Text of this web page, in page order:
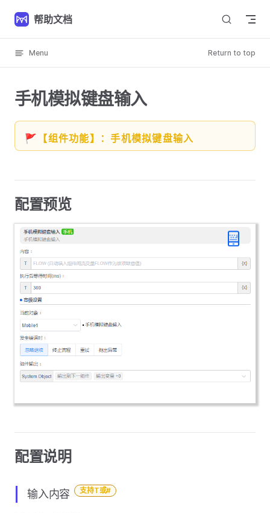
Skip to content
帮助文档
Menu Return to top
手机模拟键盘输入
🚩【组件功能】：手机模拟键盘输入
配置预览
配置说明
输入内容 支持T或#